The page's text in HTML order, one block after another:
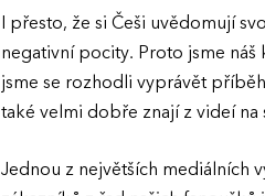
I přesto, že si Češi uvědomují
negativní pocity. Proto jsme
jsme se rozhodli vyprávět
také velmi dobře znají z videí
Jednou z největších mediálních